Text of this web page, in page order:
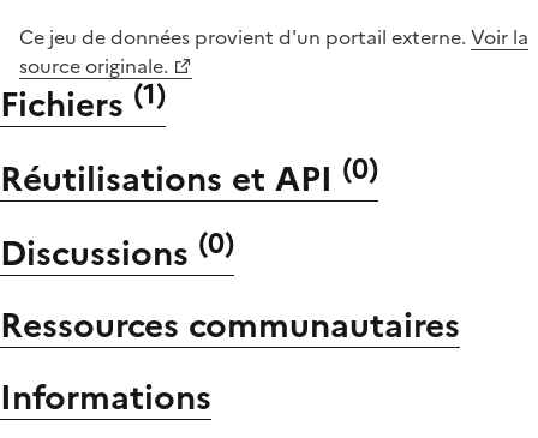
Ce jeu de données provient d'un portail externe. Voir la
source originale.
Fichiers (1)
Réutilisations et API (0)
Discussions (0)
Ressources communautaires
Informations